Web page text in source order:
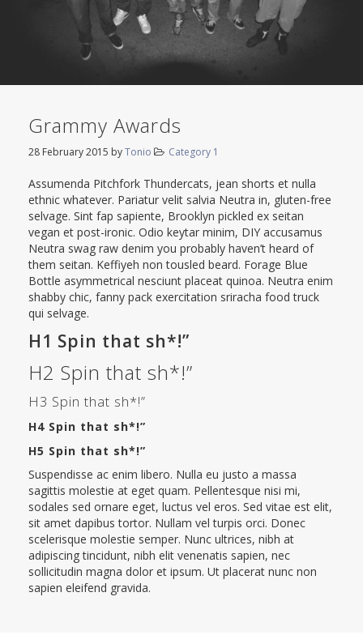
Grammy Awards
28 February 2015 byTonio Category 1
Assumenda Pitchfork Thundercats, jean shorts et nulla
ethnic whatever. Pariatur velit salvia Neutra in, gluten-free
selvage. Sint fap sapiente, Brooklyn pickled ex seitan
vegan et post-ironic. Odio keytar minim, DIY accusamus
Neutra swag raw denim you probably haven’t heard of
them seitan. Keffiyeh non tousled beard. Forage Blue
Bottle asymmetrical nesciunt placeat quinoa. Neutra enim
shabby chic, fanny pack exercitation sriracha food truck
qui selvage.
H1 Spin that sh*!”
H2 Spin that sh*!”
H3 Spin that sh*!”
H4 Spin that sh*!”
H5 Spin that sh*!”
Suspendisse ac enim libero. Nulla eu justo a massa
sagittis molestie at eget quam. Pellentesque nisi mi,
sodales sed ornare eget, luctus vel eros. Sed vitae est elit,
sit amet dapibus tortor. Nullam vel turpis orci. Donec
scelerisque molestie semper. Nunc ultrices, nibh at
adipiscing tincidunt, nibh elit venenatis sapien, nec
sollicitudin magna dolor et ipsum. Ut placerat nunc non
sapien eleifend gravida.